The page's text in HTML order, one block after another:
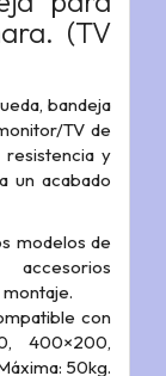
(TV
bandeja
TV de
y
un acabado
modelos de
con
400×200,
50kg.